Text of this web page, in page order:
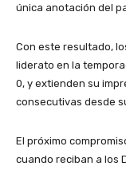
única anotación del
Con este resultado,
liderato en la
0, y extienden su
consecutivas desde
El próximo
cuando reciban a los